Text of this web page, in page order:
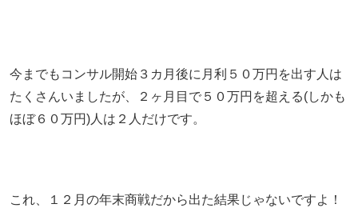
今までもコンサル開始３カ月後に月利５０万円を出す人は
たくさんいましたが、２ヶ月目で５０万円を超える(しかも
ほぼ６０万円)人は２人だけです。
これ、１２月の年末商戦だから出た結果じゃないですよ！